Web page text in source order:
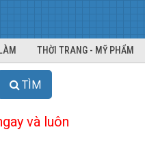
THỜI TRANG - MỸ PHẨM
TÌM
và luôn